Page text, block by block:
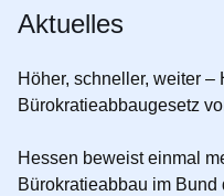
Aktuelles
Höher, schneller, weiter
Bürokratieabbaugesetz
Hessen beweist einmal
Bürokratieabbau im Bund